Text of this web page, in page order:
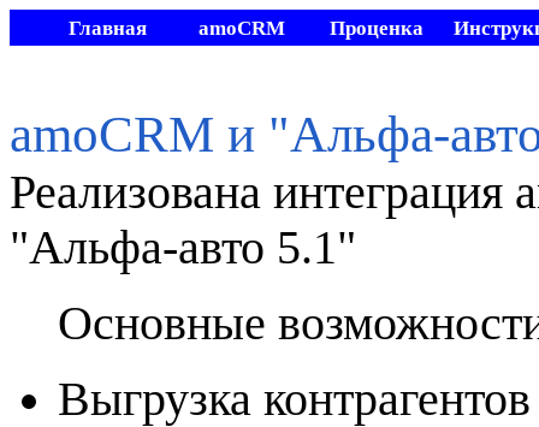
Главная amoCRM Проценка
amoCRM и "Альфа-
Реализована
"Альфа-авто 5.1"
Основные
Выгрузка